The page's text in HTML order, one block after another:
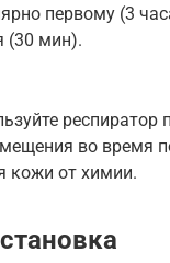
первому (3
(30 мин).
респиратор
во время
кожи от химии.